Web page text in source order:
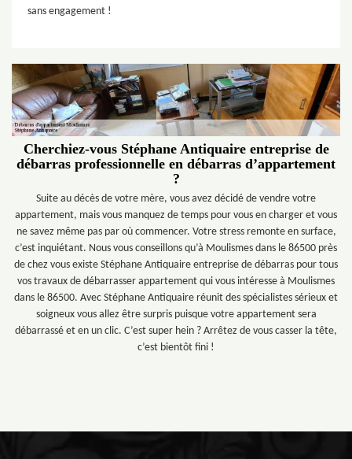
sans engagement !
Cherchiez-vous Stéphane Antiquaire entreprise de
débarras professionnelle en débarras d’appartement
?
Suite au décès de votre mère, vous avez décidé de vendre votre
appartement, mais vous manquez de temps pour vous en charger et vous
ne savez même pas par où commencer. Votre stress remonte en surface,
c’est inquiétant. Nous vous conseillons qu’à Moulismes dans le 86500 près
de chez vous existe Stéphane Antiquaire entreprise de débarras pour tous
vos travaux de débarrasser appartement qui vous intéresse à Moulismes
dans le 86500. Avec Stéphane Antiquaire réunit des spécialistes sérieux et
soigneux vous allez être surpris puisque votre appartement sera
débarrassé et en un clic. C’est super hein ? Arrêtez de vous casser la tête,
c’est bientôt fini !